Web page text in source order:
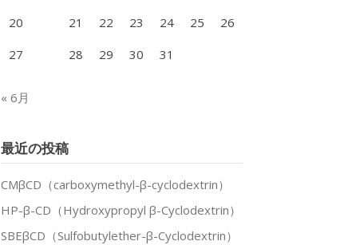
20
21 22 23 24 25
26
27
28 29 30 31
« 6月
最近の投稿
CMβCD（carboxymethyl-β-cyclodextrin）
HP-β-CD（Hydroxypropyl β-Cyclodextrin）
SBEβCD（Sulfobutylether-β-Cyclodextrin）